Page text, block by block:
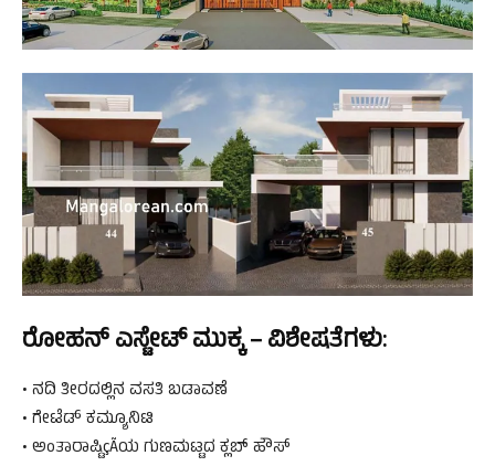
ರೋಹನ್ ಎಸ್ಟೇಟ್ ಮುಕ್ಕ – ವಿಶೇಷತೆಗಳು:
• ನದಿ ತೀರದಲ್ಲಿನ ವಸತಿ ಬಡಾವಣೆ
• ಗೇಟೆಡ್ ಕಮ್ಯೂನಿಟಿ
• ಅಂತಾರಾಷ್ಟಿçÃಯ ಗುಣಮಟ್ಟದ ಕ್ಲಬ್ ಹೌಸ್